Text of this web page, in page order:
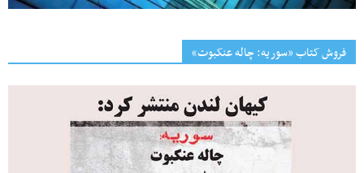
فروش کتاب «سوریه: چاله عنکبوت»